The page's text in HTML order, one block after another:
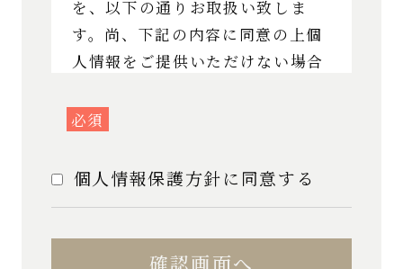
を、以下の通りお取扱い致しま
す。尚、下記の内容に同意の上個
人情報をご提供いただけない場合
ませんので、ご了承いただきます
の取組みを実施致しております。
必須
個人情報保護方針に同意する